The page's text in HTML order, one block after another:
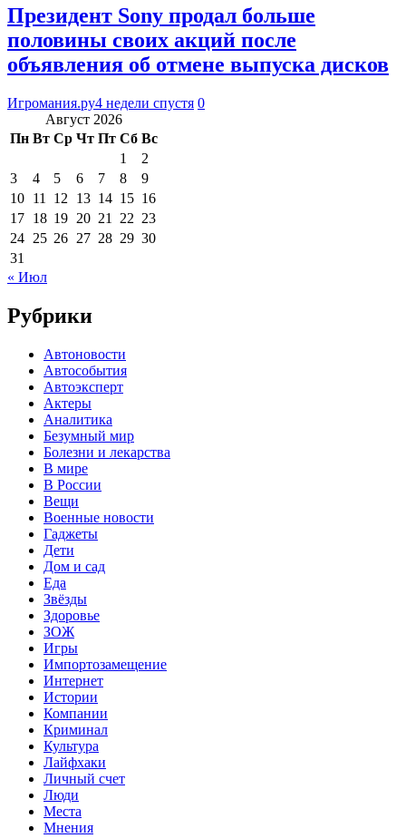
Президент Sony продал больше
половины своих акций после
объявления об отмене выпуска дисков
Игромания.ру4 недели спустя 0
Август 2026
Пн Вт Ср Чт Пт Сб Вс
1
2
3
4 5 6 7 8
9
10 11 12 13 14 15 16
17 18 19 20 21 22 23
24 25 26 27 28 29 30
31
« Июл
Рубрики
Автоновости
Автособытия
Автоэксперт
Актеры
Аналитика
Безумный мир
Болезни и лекарства
В мире
В России
Вещи
Военные новости
Гаджеты
Дети
Дом и сад
Еда
Звёзды
Здоровье
ЗОЖ
Игры
Импортозамещение
Интернет
Истории
Компании
Криминал
Культура
Лайфхаки
Личный счет
Люди
Места
Мнения